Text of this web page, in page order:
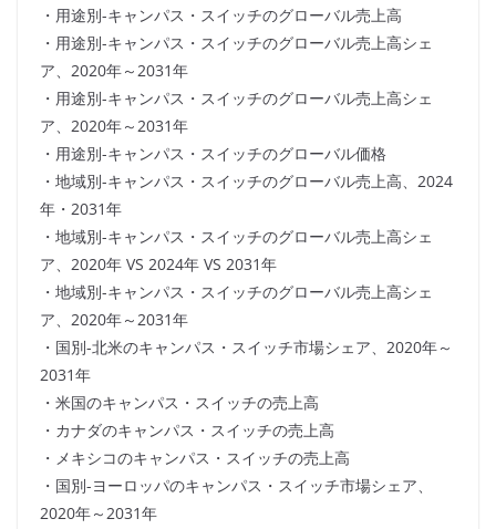
・用途別-キャンパス・スイッチのグローバル売上高
・用途別-キャンパス・スイッチのグローバル売上高シェ
ア、2020年～2031年
・用途別-キャンパス・スイッチのグローバル売上高シェ
ア、2020年～2031年
・用途別-キャンパス・スイッチのグローバル価格
・地域別-キャンパス・スイッチのグローバル売上高、2024
年・2031年
・地域別-キャンパス・スイッチのグローバル売上高シェ
ア、2020年 VS 2024年 VS 2031年
・地域別-キャンパス・スイッチのグローバル売上高シェ
ア、2020年～2031年
・国別-北米のキャンパス・スイッチ市場シェア、2020年～
2031年
・米国のキャンパス・スイッチの売上高
・カナダのキャンパス・スイッチの売上高
・メキシコのキャンパス・スイッチの売上高
・国別-ヨーロッパのキャンパス・スイッチ市場シェア、
2020年～2031年